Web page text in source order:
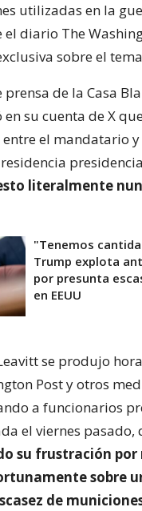
utilizadas en la
el diario The
sobre el
prensa de la Casa
su cuenta de X
el mandatario y
literalmente
"Tenemos
Trump explota
por presunta
en EEUU
se produjo
Post y otros
a funcionarios
el viernes pasado,
su frustración por
sobre
de